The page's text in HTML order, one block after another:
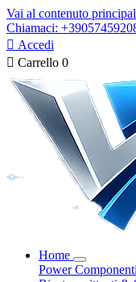
Vai al contenuto
Chiamaci:
 Accedi
 Carrello 0
Home
Power